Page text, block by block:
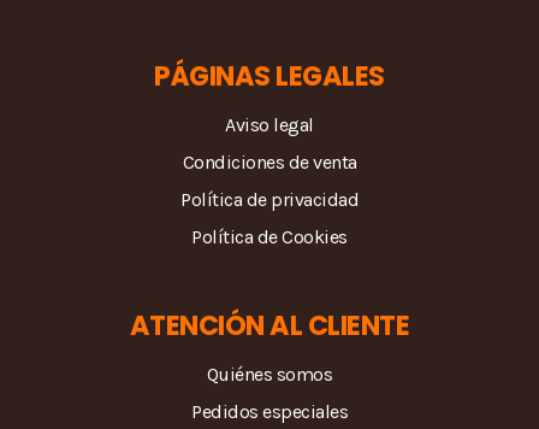
PÁGINAS LEGALES
Aviso legal
Condiciones de venta
Política de privacidad
Política de Cookies
ATENCIÓN AL CLIENTE
Quiénes somos
Pedidos especiales